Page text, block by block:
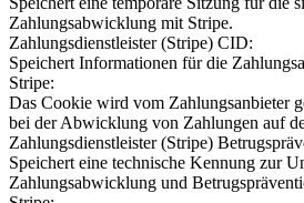
Zahlungsabwicklung mit Stripe.
Zahlungsdienstleister (Stripe) CID:
Speichert Informationen für die
Stripe:
Das Cookie wird vom Zahlungsanbieter
bei der Abwicklung von Zahlungen auf
Zahlungsdienstleister (Stripe)
Speichert eine technische Kennung zur
Zahlungsabwicklung und